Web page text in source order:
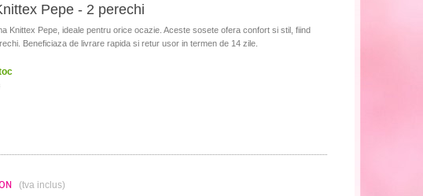
Pepe - 2 perechi
Knittex Pepe, ideale pentru orice ocazie. Aceste sosete ofera confort si stil, fiind
Beneficiaza de livrare rapida si retur usor in termen de 14 zile.
(tva inclus)